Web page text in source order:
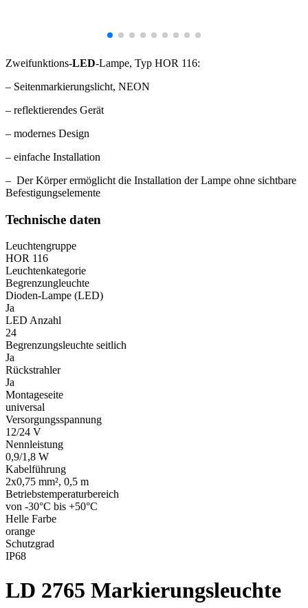
Zweifunktions-LED-Lampe, Typ HOR 116:
– Seitenmarkierungslicht, NEON
– reflektierendes Gerät
– modernes Design
– einfache Installation
– Der Körper ermöglicht die Installation der Lampe ohne sichtbare
Befestigungselemente
Technische daten
Leuchtengruppe
HOR 116
Leuchtenkategorie
Begrenzungleuchte
Dioden-Lampe (LED)
Ja
LED Anzahl
24
Begrenzungsleuchte seitlich
Ja
Rückstrahler
Ja
Montageseite
universal
Versorgungsspannung
12/24 V
Nennleistung
0,9/1,8 W
Kabelführung
2x0,75 mm², 0,5 m
Betriebstemperaturbereich
von -30°C bis +50°C
Helle Farbe
orange
Schutzgrad
IP68
LD 2765 Markierungsleuchte